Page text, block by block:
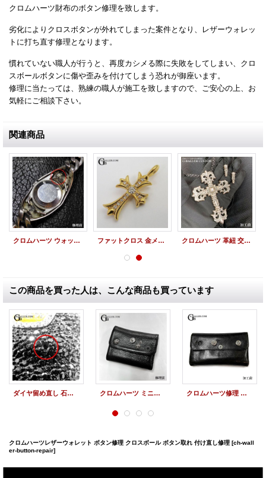
クロムハーツ財布のボタン修理を致します。
劣化によりクロスボタンが外れてしまった案件となり、レザーウォレッ
トに打ち直す修理となります。
慣れていない職人が行うと、再度カシメる際に失敗をしてしまい、クロ
スボールボタンに傷や歪みを付けてしまう恐れが御座います。
修理に当たっては、熟練の職人が施工を致しますので、ご安心の上、お
気軽にご相談下さい。
関連商品
クロムハーツ ウォッチケース修理 棒折れ修理 棒製作加工 ファットクロス 金メッキ アクセサリーメッキ加工 クロムハーツ 革紐 交換 レザーブレイド ボロチップ 外し加工
この商品を買った人は、こんな商品も買っています
ダイヤ留め直し 石取れ マスクペンダント ダイヤ取れ修理 クロムハーツ ミニウェーブウォレット 財布修理 クロスボタン カシメ直し 取付修理 クロムハーツ修理 財布 ボタン取れ修理 ウェーブウォレット クロスボール ボタン取れ 取付加工
クロムハーツレザーウォレット ボタン修理 クロスボール ボタン取れ 付け直し修理 [ch-wall
er-button-repair]